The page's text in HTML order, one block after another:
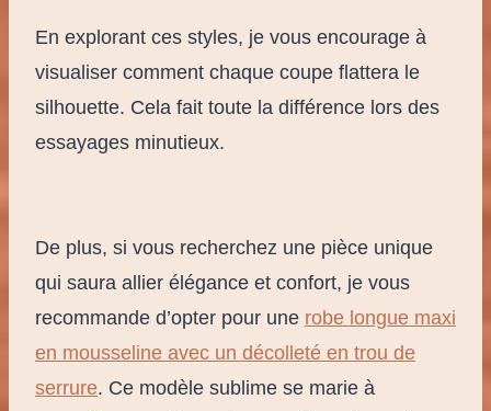
En explorant ces styles, je vous encourage à
visualiser comment chaque coupe flattera le
silhouette. Cela fait toute la différence lors des
essayages minutieux.
De plus, si vous recherchez une pièce unique
qui saura allier élégance et confort, je vous
recommande d’opter pour une robe longue maxi
en mousseline avec un décolleté en trou de
serrure. Ce modèle sublime se marie à